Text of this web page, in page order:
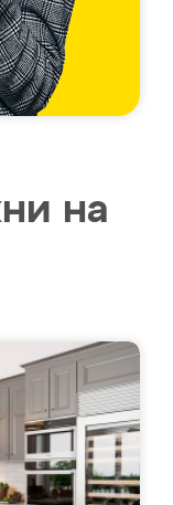
на